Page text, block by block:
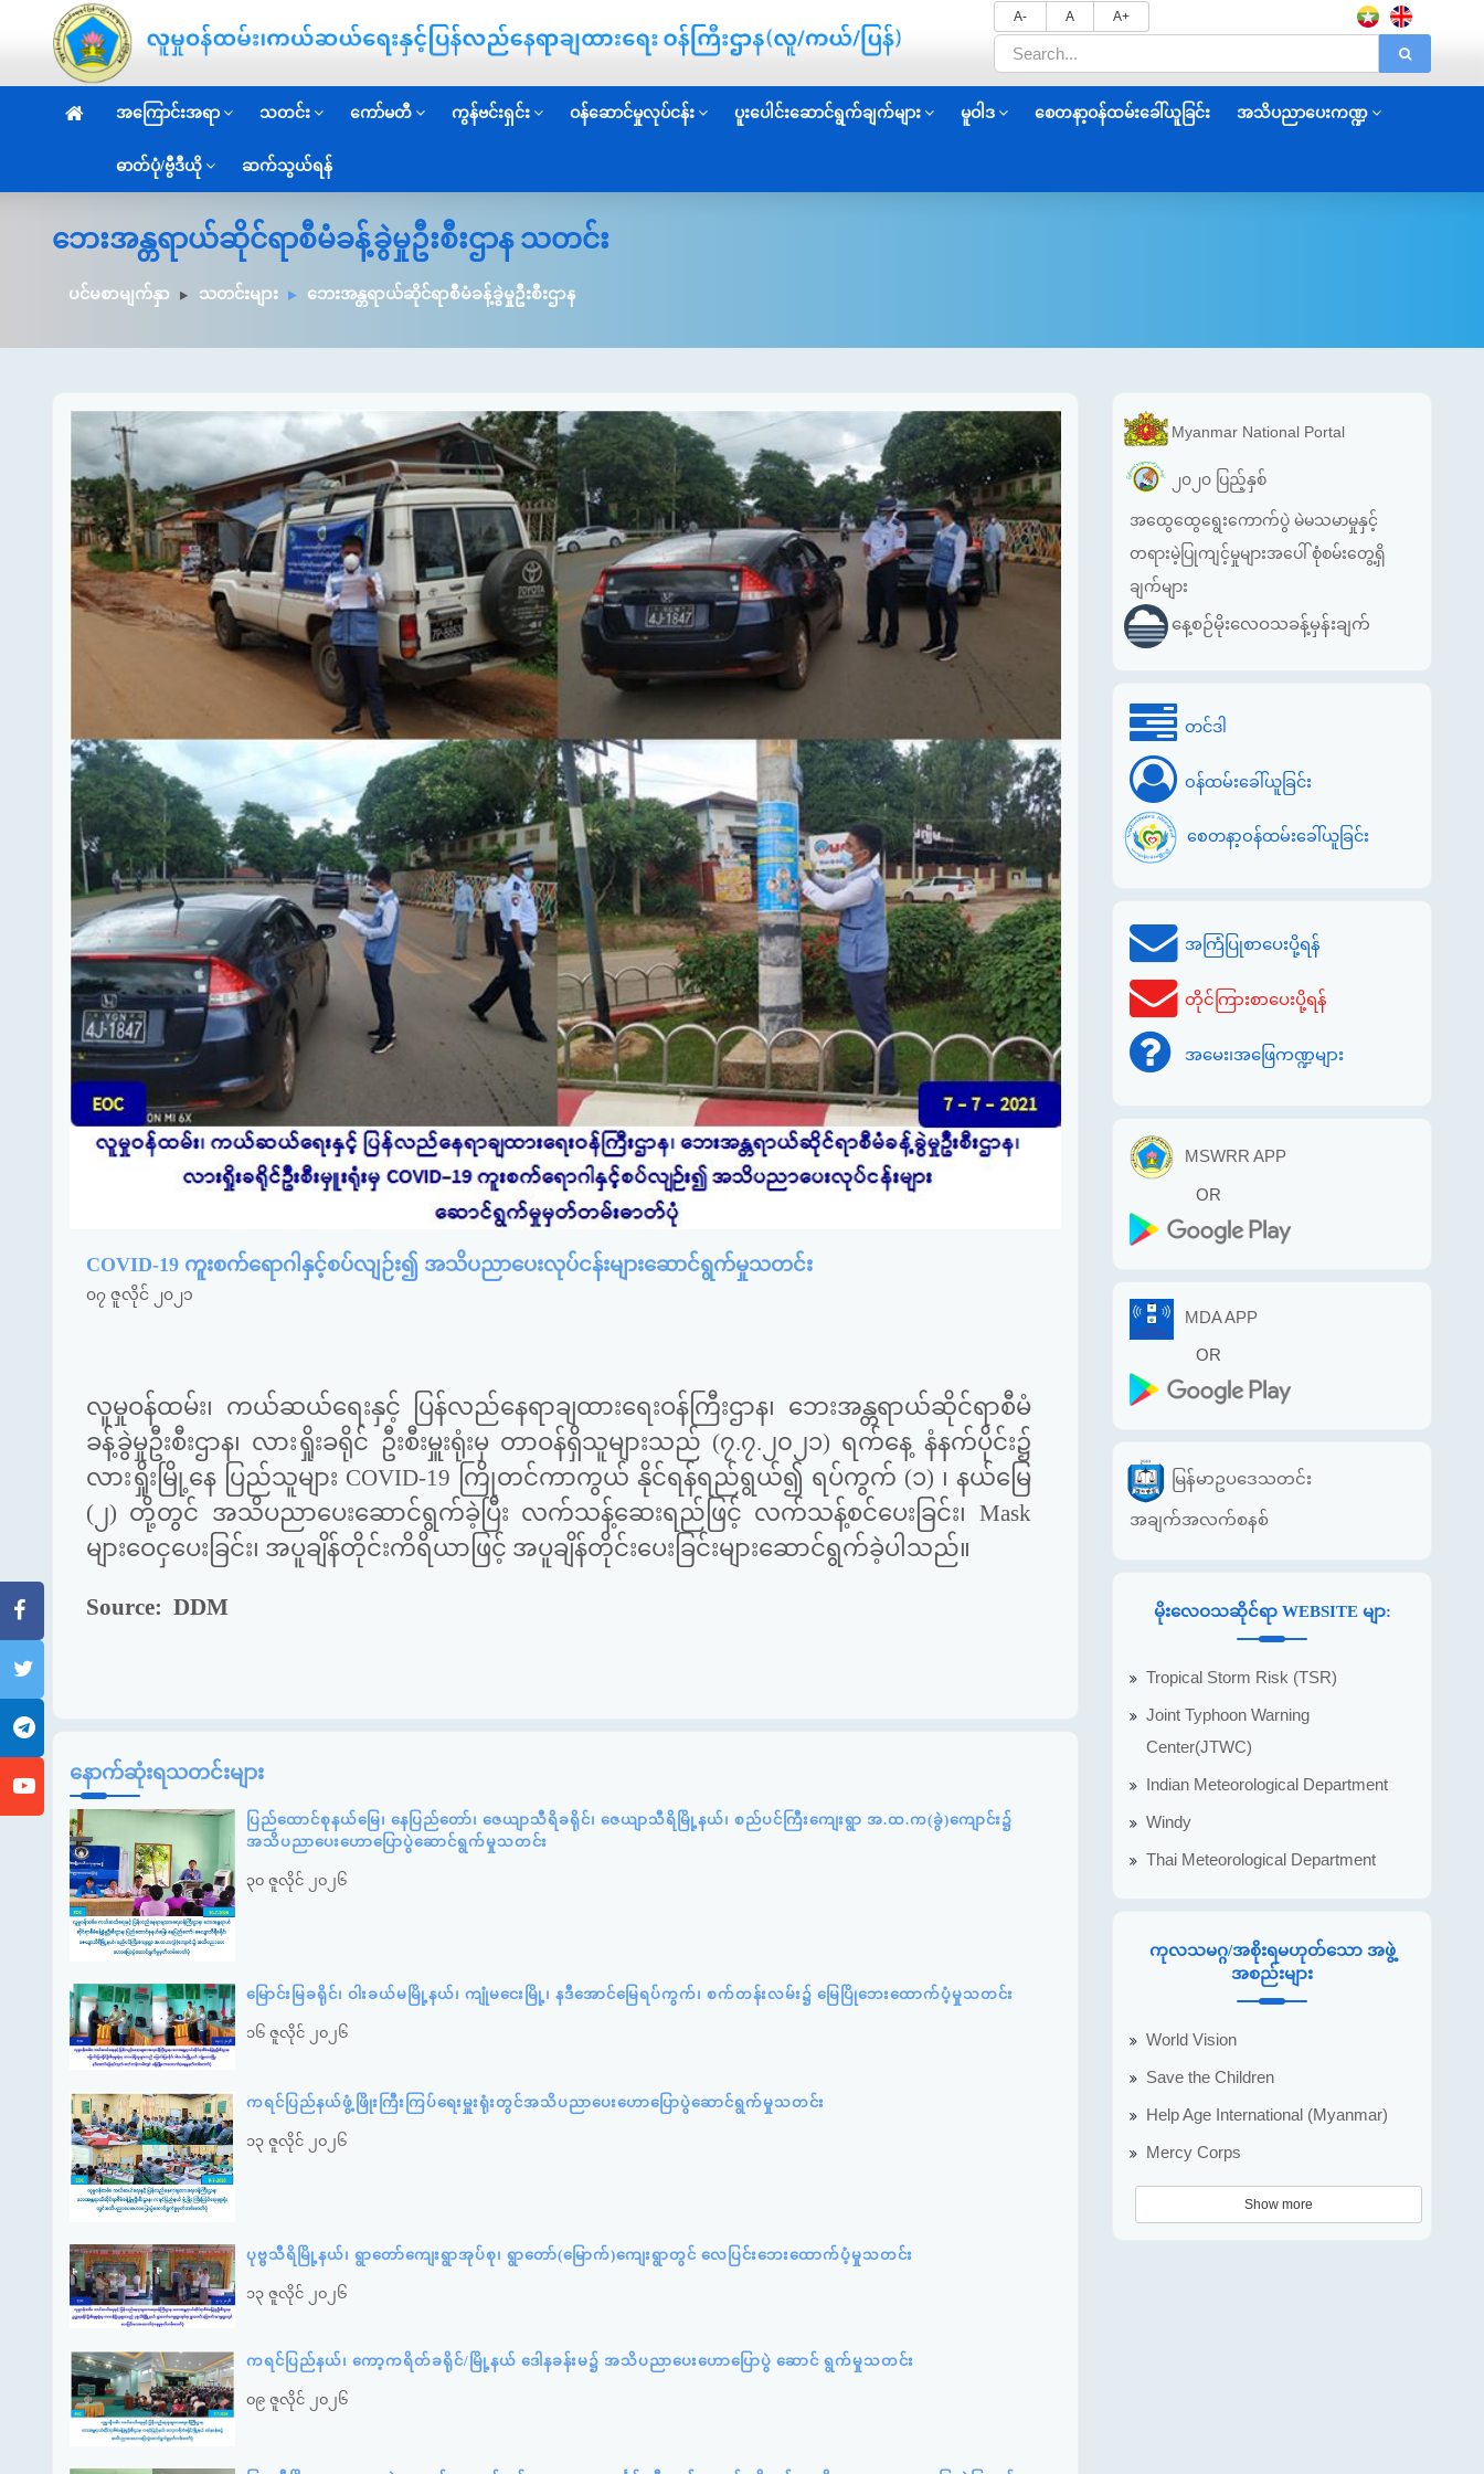
A- A A+
အကြောင်းအရာ သတင်း ကော်မတီ ကွန်ဗင်းရှင်း ဝန်ဆောင်မှုလုပ်ငန်း ပူးပေါင်းဆောင်ရွက်ချက်များ မူဝါဒ စေတနာ့ဝန်ထမ်းခေါ်ယူခြင်း အသိပညာပေးကဏ္ဍ
ဓာတ်ပုံ/ဗွီဒီယို ဆက်သွယ်ရန်
ဘေးအန္တရာယ်ဆိုင်ရာစီမံခန့်ခွဲမှုဦးစီးဌာန သတင်း
ပင်မစာမျက်နှာ သတင်းများ ဘေးအန္တရာယ်ဆိုင်ရာစီမံခန့်ခွဲမှုဦးစီးဌာန
COVID-19 ကူးစက်ရောဂါနှင့်စပ်လျဉ်း၍ အသိပညာပေးလုပ်ငန်းများဆောင်ရွက်မှုသတင်း
၀၇ ဇူလိုင် ၂၀၂၁
လူမှုဝန်ထမ်း၊ ကယ်ဆယ်ရေးနှင့် ပြန်လည်နေရာချထားရေးဝန်ကြီးဌာန၊ ဘေးအန္တရာယ်ဆိုင်ရာစီမံ
ခန့်ခွဲမှုဦးစီးဌာန၊ လားရှိုးခရိုင် ဦးစီးမှူးရုံးမှ တာဝန်ရှိသူများသည် (၇.၇.၂၀၂၁) ရက်နေ့ နံနက်ပိုင်း၌
လားရှိုးမြို့နေ ပြည်သူများ COVID-19 ကြိုတင်ကာကွယ် နိုင်ရန်ရည်ရွယ်၍ ရပ်ကွက် (၁) ၊ နယ်မြေ
(၂) တို့တွင် အသိပညာပေးဆောင်ရွက်ခဲ့ပြီး လက်သန့်ဆေးရည်ဖြင့် လက်သန့်စင်ပေးခြင်း၊ Mask
များဝေငှပေးခြင်း၊ အပူချိန်တိုင်းကိရိယာ​ဖြင့် အပူချိန်တိုင်းပေးခြင်းများဆောင်ရွက်ခဲ့ပါသည်။
Source: DDM
နောက်ဆုံးရသတင်းများ
ပြည်ထောင်စုနယ်မြေ၊ နေပြည်တော်၊ ဇေယျာသီရိခရိုင်၊ ဇေယျာသီရိမြို့နယ်၊ စည်ပင်ကြီးကျေးရွာ အ.ထ.က(ခွဲ)ကျောင်း၌
အသိပညာပေးဟောပြောပွဲဆောင်ရွက်မှုသတင်း
၃၀ ဇူလိုင် ၂၀၂၆
မြောင်းမြခရိုင်၊ ဝါးခယ်မမြို့နယ်၊ ကျုံမငေးမြို့၊ နဒီအောင်မြေရပ်ကွက်၊ စက်တန်းလမ်း၌ မြေပြိုဘေးထောက်ပံ့မှုသတင်း
၁၆ ဇူလိုင် ၂၀၂၆
ကရင်ပြည်နယ်ဖွံ့ဖြိုးကြီးကြပ်ရေးမှူးရုံးတွင်အသိပညာပေးဟောပြောပွဲဆောင်ရွက်မှုသတင်း
၁၃ ဇူလိုင် ၂၀၂၆
ပုဗ္ဗသီရိမြို့နယ်၊ ရွာတော်ကျေးရွာအုပ်စု၊ ရွာတော်(မြောက်)ကျေးရွာတွင် လေပြင်းဘေးထောက်ပံ့မှုသတင်း
၁၃ ဇူလိုင် ၂၀၂၆
ကရင်ပြည်နယ်၊ ကော့ကရိတ်ခရိုင်/မြို့နယ် ဒေါနခန်းမ၌ အသိပညာပေးဟောပြောပွဲ ဆောင် ရွက်မှုသတင်း
၀၉ ဇူလိုင် ၂၀၂၆
Myanmar National Portal
၂၀၂၀ ပြည့်နှစ်
အထွေထွေရွေးကောက်ပွဲ မဲမသမာမှုနှင့်
တရားမဲ့ပြုကျင့်မှုများအပေါ် စုံစမ်းတွေ့ရှိ
ချက်များ
နေ့စဉ်မိုးလေဝသခန့်မှန်းချက်
တင်ဒါ
ဝန်ထမ်းခေါ်ယူခြင်း
စေတနာ့ဝန်ထမ်းခေါ်ယူခြင်း
အကြံပြုစာပေးပို့ရန်
တိုင်ကြားစာပေးပို့ရန်
အမေး၊အဖြေကဏ္ဍများ
MSWRR APP
OR
MDA APP
OR
မြန်မာဥပဒေသတင်း
အချက်အလက်စနစ်
မိုးလေဝသဆိုင်ရာ WEBSITE မျာ:
Tropical Storm Risk (TSR)
Joint Typhoon Warning
Center(JTWC)
Indian Meteorological Department
Windy
Thai Meteorological Department
ကုလသမဂ္ဂ/အစိုးရမဟုတ်သော အဖွဲ့
အစည်းများ
World Vision
Save the Children
Help Age International (Myanmar)
Mercy Corps
Show more